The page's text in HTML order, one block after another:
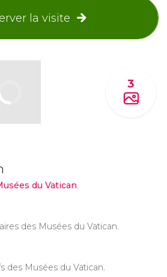
la visite
3
du Vatican.
des Musées du Vatican.
des Musées du Vatican.